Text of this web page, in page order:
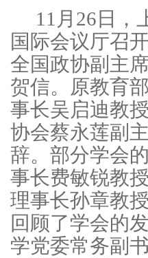
11 月 26 日，
国际会议厅召
全国政协副主
贺信。原教育
事长吴启迪教
协会蔡永莲副
辞。部分学会
事长费敏锐教
理事长孙章教
回顾了学会的
学党委常务副